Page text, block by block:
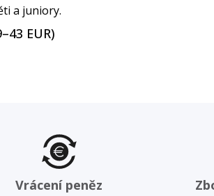
a juniory.
EUR)
Vrácení peněz